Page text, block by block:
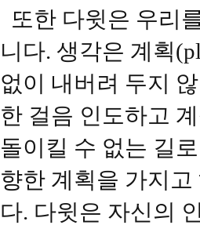
또한 다윗은 우리
니다. 생각은 계획
없이 내버려 두지
한 걸음 인도하고
돌이킬 수 없는 길
향한 계획을 가지
다. 다윗은 자신의